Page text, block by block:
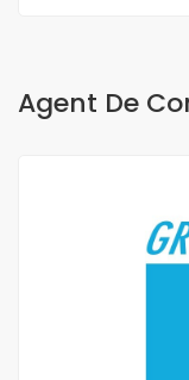
Agent De